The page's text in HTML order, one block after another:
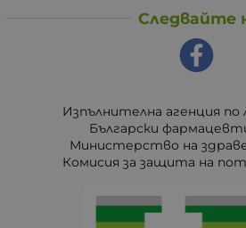
Следвайте
Изпълнителна агенция
Български
Министерство на
Комисия за защита на